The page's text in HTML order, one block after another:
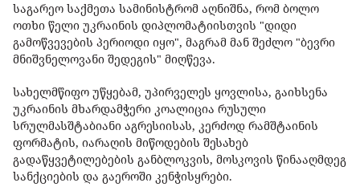
საგარეო საქმეთა სამინისტრომ აღნიშნა, რომ ბოლო
ოთხი წელი უკრაინის დიპლომატიისთვის "დიდი
გამოწვევების პერიოდი იყო", მაგრამ მან შეძლო "ბევრი
მნიშვნელოვანი შედეგის" მიღწევა.
სახელმწიფო უწყებამ, უპირველეს ყოვლისა, გაიხსენა
უკრაინის მხარდამჭერი კოალიცია რუსული
სრულმასშტაბიანი აგრესიისას, კერძოდ რამშტაინის
ფორმატის, იარაღის მიწოდების შესახებ
გადაწყვეტილებების განბლოკვის, მოსკოვის წინააღმდეგ
სანქციების და გაეროში კენჭისყრები.